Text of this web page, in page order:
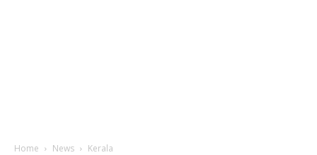
Home News Kerala